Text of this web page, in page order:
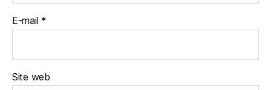
E-mail *
Site web